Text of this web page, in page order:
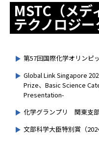
MSTC（メデ
テクノロジー
第57回国際化学オリンピ
Global Link Singapore
Prize、Basic Science
Presentation-
化学グランプリ 関東支部
文部科学大臣特別賞（2024